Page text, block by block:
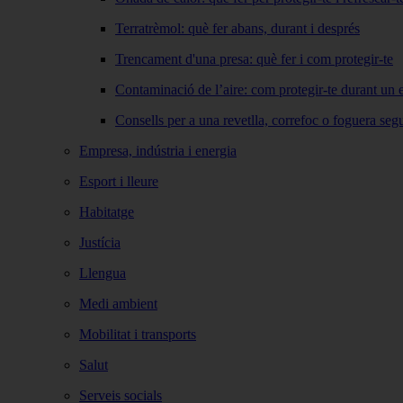
Terratrèmol: què fer abans, durant i després
Trencament d'una presa: què fer i com protegir-te
Contaminació de l’aire: com protegir-te durant un
Consells per a una revetlla, correfoc o foguera
Empresa, indústria i energia
Esport i lleure
Habitatge
Justícia
Llengua
Medi ambient
Mobilitat i transports
Salut
Serveis socials